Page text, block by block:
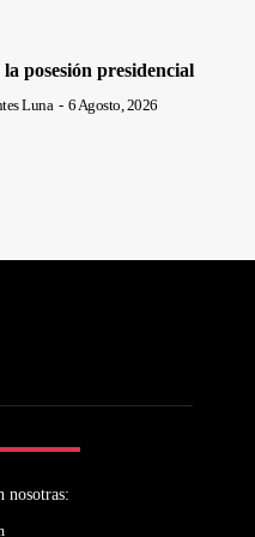
posesión presidencial
Luna - 6 Agosto, 2026
nosotras: